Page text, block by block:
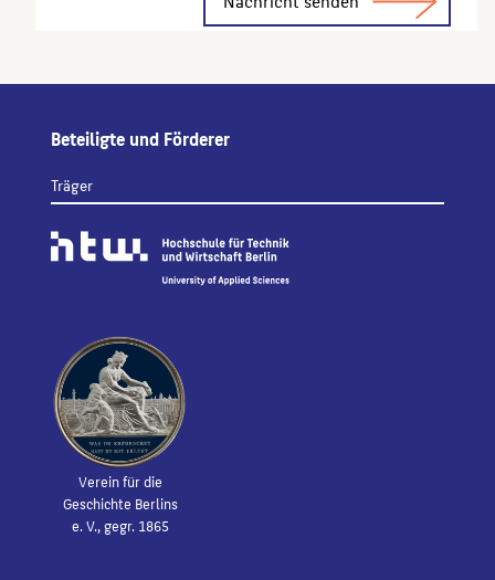
Beteiligte und Förderer
Träger
Verein für die
Geschichte Berlins
e. V., gegr. 1865